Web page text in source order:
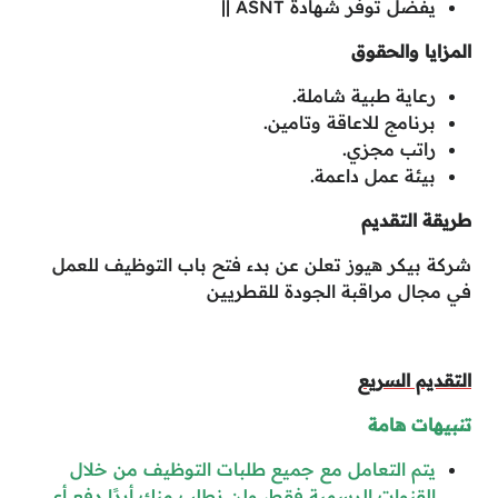
يفضل توفر شهادة ASNT ||
المزايا والحقوق
رعاية طبية شاملة.
برنامج للاعاقة وتامين.
راتب مجزي.
بيئة عمل داعمة.
طريقة التقديم
شركة بيكر هيوز تعلن عن بدء فتح باب التوظيف للعمل
في مجال مراقبة الجودة للقطريين
التقديم السريع
تنبيهات هامة
يتم التعامل مع جميع طلبات التوظيف من خلال